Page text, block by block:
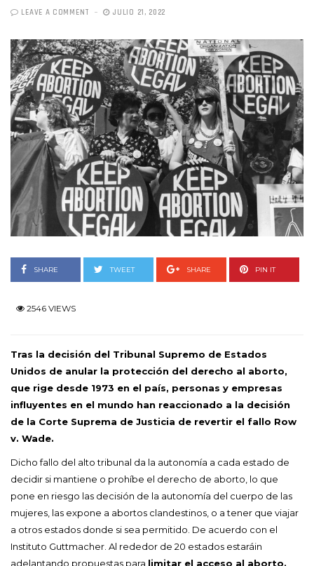
LEAVE A COMMENT JULIO 21, 2022
SHARE TWEET SHARE PIN IT
2546 VIEWS
Tras la decisión del Tribunal Supremo de Estados
Unidos de anular la protección del derecho al aborto,
que rige desde 1973 en el país, personas y empresas
influyentes en el mundo han reaccionado a la decisión
de la Corte Suprema de Justicia de revertir el fallo Row
v. Wade.
Dicho fallo del alto tribunal da la autonomía a cada estado de
decidir si mantiene o prohíbe el derecho de aborto, lo que
pone en riesgo las decisión de la autonomía del cuerpo de las
mujeres, las expone a abortos clandestinos, o a tener que viajar
a otros estados donde si sea permitido. De acuerdo con el
Instituto Guttmacher. Al rededor de 20 estados estaráin
adelantando propuestas para limitar el acceso al aborto.